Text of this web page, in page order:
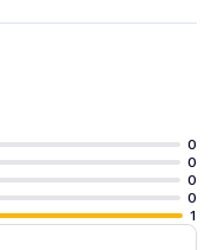
0
0
0
0
1